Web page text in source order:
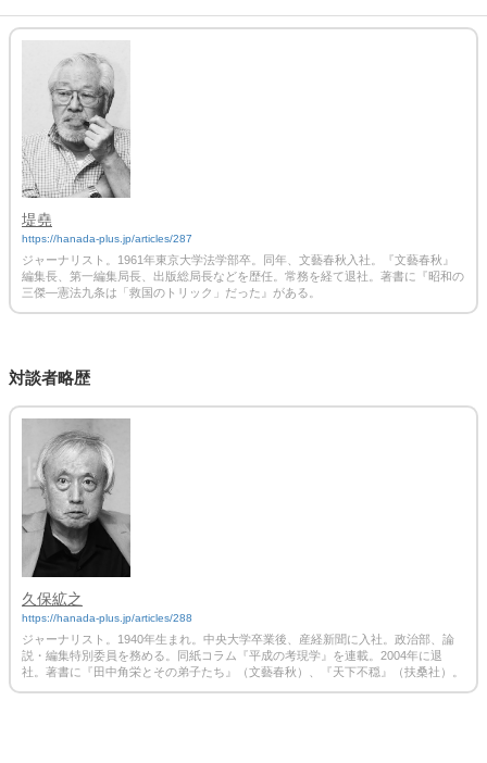
堤堯
https://hanada-plus.jp/articles/287
ジャーナリスト。1961年東京大学法学部卒。同年、文藝春秋入社。『文藝春秋』
編集長、第一編集局長、出版総局長などを歴任。常務を経て退社。著書に『昭和の
三傑―憲法九条は「救国のトリック」だった』がある。
対談者略歴
久保絋之
https://hanada-plus.jp/articles/288
ジャーナリスト。1940年生まれ。中央大学卒業後、産経新聞に入社。政治部、論
説・編集特別委員を務める。同紙コラム『平成の考現学』を連載。2004年に退
社。著書に『田中角栄とその弟子たち』（文藝春秋）、『天下不穏』（扶桑社）。